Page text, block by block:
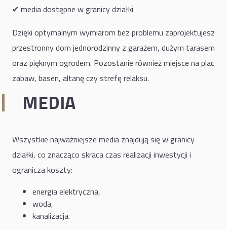
✔ media dostępne w granicy działki
Dzięki optymalnym wymiarom bez problemu zaprojektujesz
przestronny dom jednorodzinny z garażem, dużym tarasem
oraz pięknym ogrodem. Pozostanie również miejsce na plac
zabaw, basen, altanę czy strefę relaksu.
MEDIA
Wszystkie najważniejsze media znajdują się w granicy
działki, co znacząco skraca czas realizacji inwestycji i
ogranicza koszty:
energia elektryczna,
woda,
kanalizacja.